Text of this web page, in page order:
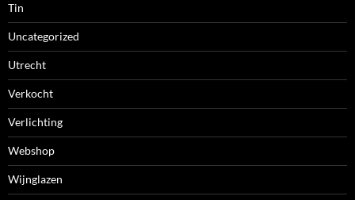
Tin
Uncategorized
Utrecht
Verkocht
Verlichting
Webshop
Wijnglazen